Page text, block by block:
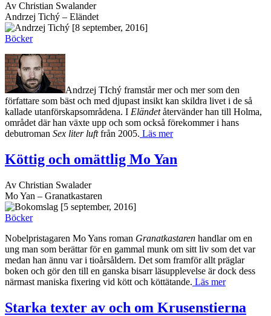
Av Christian Swalander
Andrzej Tichý – Eländet
[8 september, 2016]
Böcker
Andrzej TIchý framstår mer och mer som den
författare som bäst och med djupast insikt kan skildra livet i de så
kallade utanförskapsområdena. I Eländetåtervänder han till Holma,
området där han växte upp och som också förekommer i hans
debutroman Sex liter luftfrån 2005. Läs mer
Köttig och omättlig Mo Yan
Av Christian Swalader
Mo Yan – Granatkastaren
[5 september, 2016]
Böcker
Nobelpristagaren Mo Yans roman Granatkastaren handlar om en
ung man som berättar för en gammal munk om sitt liv som det var
medan han ännu var i tioårsåldern. Det som framför allt präglar
boken och gör den till en ganska bisarr läsupplevelse är dock dess
närmast maniska fixering vid kött och köttätande. Läs mer
Starka texter av och om Krusenstierna